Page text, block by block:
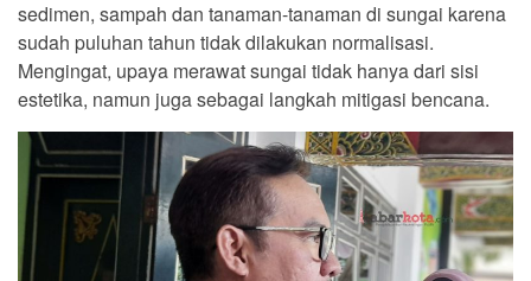
sedimen, sampah dan tanaman-tanaman di sungai karena
sudah puluhan tahun tidak dilakukan normalisasi.
Mengingat, upaya merawat sungai tidak hanya dari sisi
estetika, namun juga sebagai langkah mitigasi bencana.